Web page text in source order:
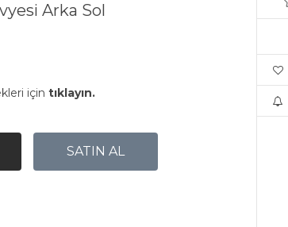
Arka Sol
için tıklayın.